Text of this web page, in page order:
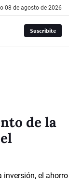
08 de agosto de 2026
Suscribite
de la